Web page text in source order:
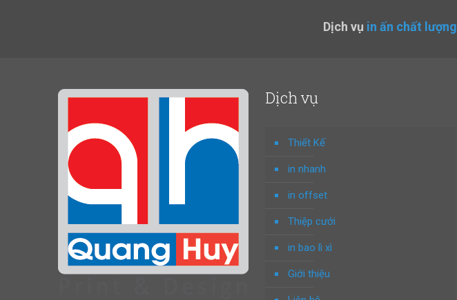
Dịch vụ in ấn chất lượng
Dịch vụ
Thiết Kế
in nhanh
in offset
Thiệp cưới
in bao lì xì
Giới thiệu